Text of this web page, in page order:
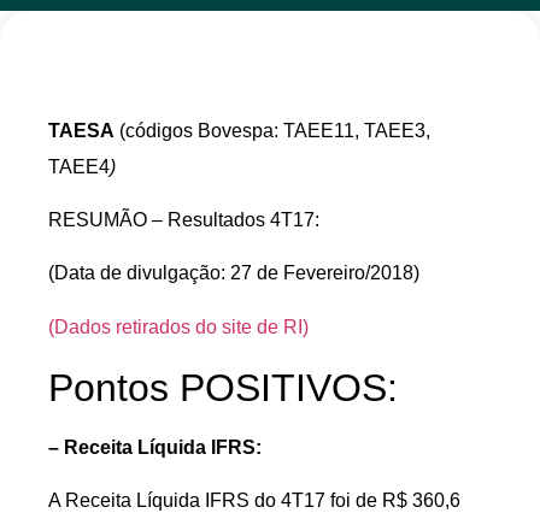
TAESA (códigos Bovespa: TAEE11, TAEE3,
TAEE4)
RESUMÃO – Resultados 4T17:
(Data de divulgação: 27 de Fevereiro/2018)
(Dados retirados do site de RI)
Pontos POSITIVOS:
– Receita Líquida IFRS:
A Receita Líquida IFRS do 4T17 foi de R$ 360,6